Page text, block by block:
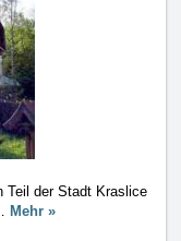
Teil der Stadt Kraslice
Mehr »